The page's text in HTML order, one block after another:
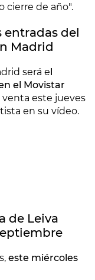
cierre de año".
entradas del
Madrid
será el
el Movistar
venta este jueves
en su vídeo.
de Leiva
este miércoles